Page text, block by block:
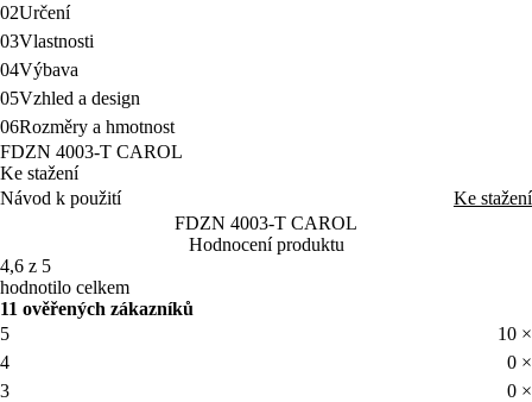
02Určení
03Vlastnosti
04Výbava
05Vzhled a design
06Rozměry a hmotnost
FDZN 4003-T CAROL
Ke stažení
Návod k použití
Ke stažení
FDZN 4003-T CAROL
Hodnocení produktu
4,6 z 5
hodnotilo celkem
11 ověřených zákazníků
5
10 ×
4
0 ×
3
0 ×